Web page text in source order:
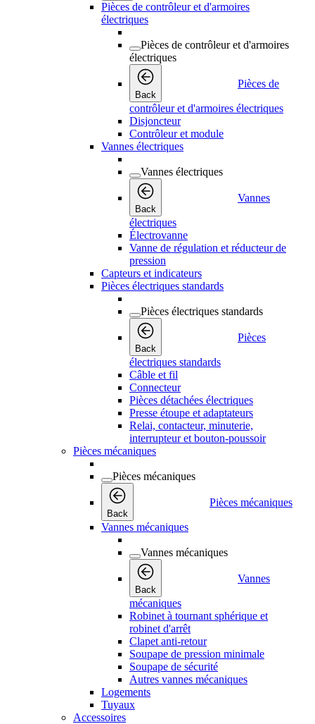
Pièces de contrôleur et d'armoires
électriques
Pièces de contrôleur et d'armoires
électriques
Back
Pièces de
contrôleur et d'armoires électriques
Disjoncteur
Contrôleur et module
Vannes électriques
Vannes électriques
Back
Vannes
électriques
Électrovanne
Vanne de régulation et réducteur de
pression
Capteurs et indicateurs
Pièces électriques standards
Pièces électriques standards
Back
Pièces
électriques standards
Câble et fil
Connecteur
Pièces détachées électriques
Presse étoupe et adaptateurs
Relai, contacteur, minuterie,
interrupteur et bouton-poussoir
Pièces mécaniques
Pièces mécaniques
Back
Pièces mécaniques
Vannes mécaniques
Vannes mécaniques
Back
Vannes
mécaniques
Robinet à tournant sphérique et
robinet d'arrêt
Clapet anti-retour
Soupape de pression minimale
Soupape de sécurité
Autres vannes mécaniques
Logements
Tuyaux
Accessoires